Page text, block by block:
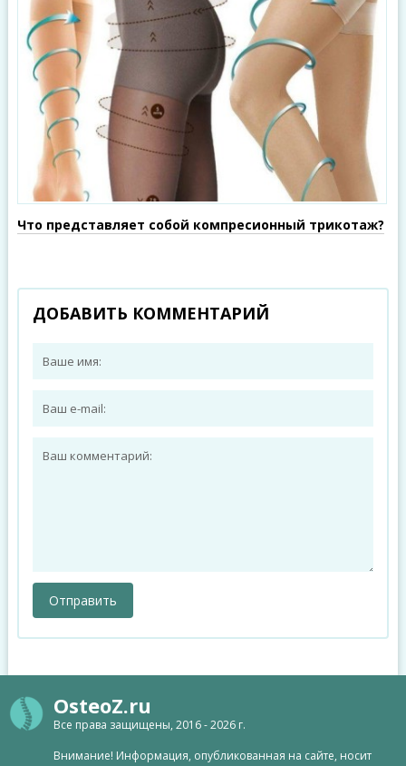
Что представляет собой компресионный трикотаж?
ДОБАВИТЬ КОММЕНТАРИЙ
OsteoZ.ru
Все права защищены, 2016 - 2026 г.
Внимание! Информация, опубликованная на сайте, носит